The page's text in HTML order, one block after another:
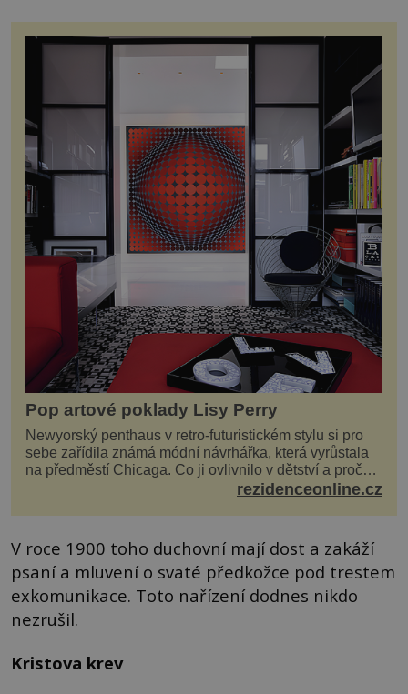
Pop artové poklady Lisy Perry
Newyorský penthaus v retro-futuristickém stylu si pro
sebe zařídila známá módní návrhářka, která vyrůstala
na předměstí Chicaga. Co ji ovlivnilo v dětství a proč
vypadá její domov právě takto? Interié...rezidenceonline.cz
V roce 1900 toho duchovní mají dost a zakáží
psaní a mluvení o svaté předkožce pod trestem
exkomunikace. Toto nařízení dodnes nikdo
nezrušil.
Kristova krev